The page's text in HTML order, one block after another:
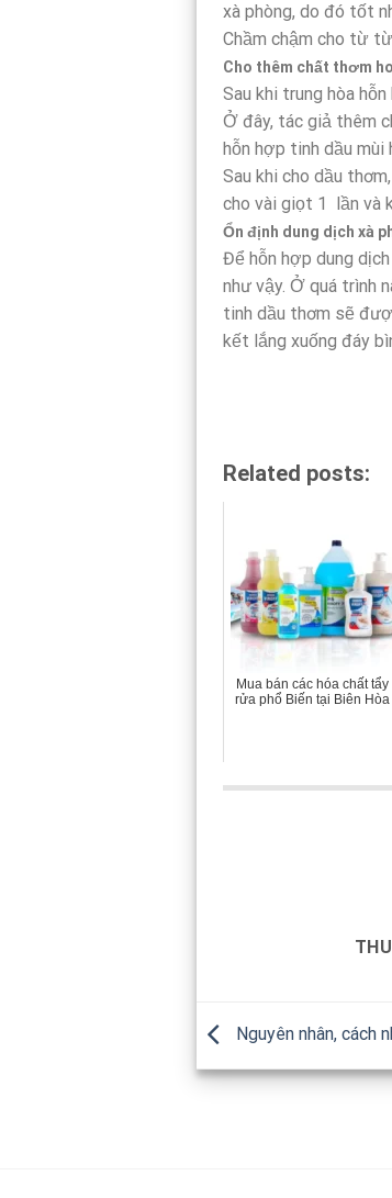
xà phòng, do đó tốt
Chầm chậm cho từ
Cho thêm chất thơm
Sau khi trung hòa
Ở đây, tác giả thêm
hỗn hợp tinh dầu mùi
Sau khi cho dầu
cho vài giọt 1 lần và
Ổn định dung dịch xà
Để hỗn hợp dung
như vậy. Ở quá trình
tinh dầu thơm sẽ
kết lắng xuống đáy
Related posts:
Mua bán các hóa chất tẩy
rửa phổ Biến tại Biên Hòa
Nguyên nhân,